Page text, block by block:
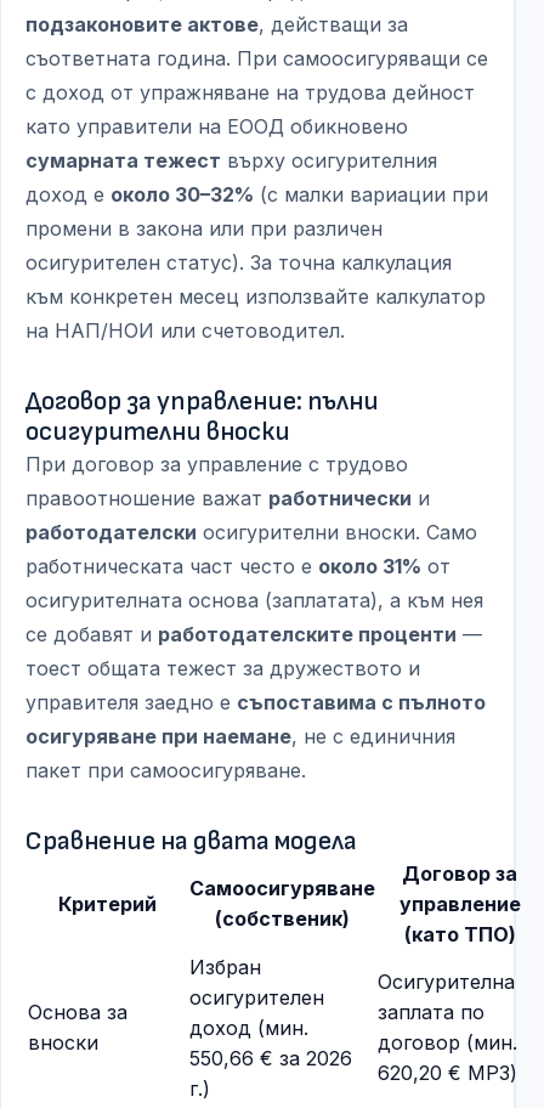
подзаконовите актове, действащи за
съответната година. При самоосигуряващи се
с доход от упражняване на трудова дейност
като управители на ЕООД обикновено
сумарната тежест върху осигурителния
доход е около 30–32% (с малки вариации при
промени в закона или при различен
осигурителен статус). За точна калкулация
към конкретен месец използвайте калкулатор
на НАП/НОИ или счетоводител.
Договор за управление: пълни
осигурителни вноски
При договор за управление с трудово
правоотношение важат работнически и
работодателски осигурителни вноски. Само
работническата част често е около 31% от
осигурителната основа (заплатата), а към нея
се добавят и работодателските проценти —
тоест общата тежест за дружеството и
управителя заедно е съпоставима с пълното
осигуряване при наемане, не с единичния
пакет при самоосигуряване.
Сравнение на двата модела
Критерий
Самоосигуряване
(собственик)
Договор за
управление
(като ТПО)
Основа за
вноски
Избран
осигурителен
доход (мин.
550,66 € за 2026
г.)
Осигурителна
заплата по
договор (мин.
620,20 € МРЗ)